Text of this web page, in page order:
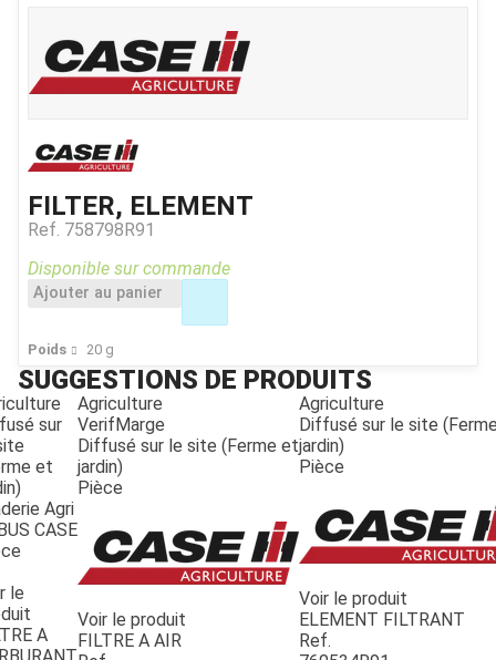
FILTER, ELEMENT
Ref. 758798R91
Poids 20 g
Disponible sur commande
Ajouter au panier
SUGGESTIONS DE PRODUITS
sur
et
Agri
CASE
le
A
Agriculture
VerifMarge
Diffusé sur le site (Ferme et
jardin)
Pièce
Voir le produit
FILTRE A AIR
Agriculture
Diffusé sur le site
jardin)
Pièce
Voir le produit
ELEMENT FILTRANT
Ref.